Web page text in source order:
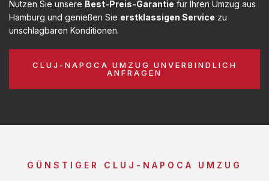
Nutzen Sie unsere Best-Preis-Garantie für Ihren Umzug aus
Hamburg und genießen Sie erstklassigen Service zu
unschlagbaren Konditionen.
CLUJ-NAPOCA UMZUG UNVERBINDLICH
ANFRAGEN
GÜNSTIGER CLUJ-NAPOCA UMZUG